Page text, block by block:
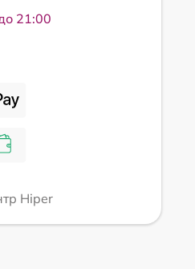
21:00
Hiper